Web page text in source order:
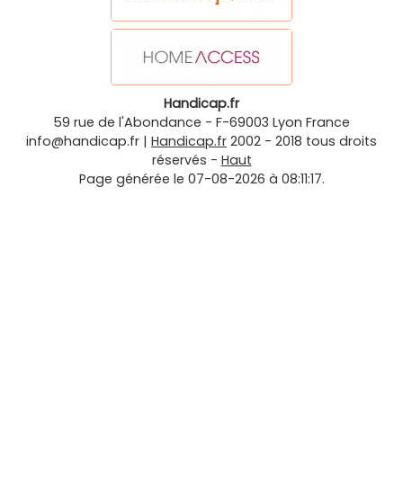
Handicap.fr
59 rue de l'Abondance - F-69003 Lyon France
info@handicap.fr | Handicap.fr 2002 - 2018 tous droits
réservés - Haut
Page générée le 07-08-2026 à 08:11:17.